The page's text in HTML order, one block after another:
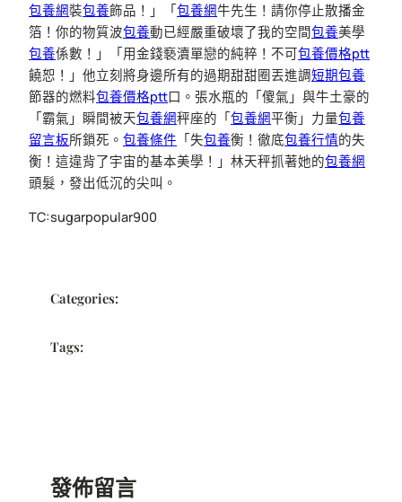
包養網裝包養飾品！」「包養網牛先生！請你停止散播金
箔！你的物質波包養動已經嚴重破壞了我的空間包養美學
包養係數！」「用金錢褻瀆單戀的純粹！不可包養價格ptt
饒恕！」他立刻將身邊所有的過期甜甜圈丟進調短期包養
節器的燃料包養價格ptt口。張水瓶的「傻氣」與牛土豪的
「霸氣」瞬間被天包養網秤座的「包養網平衡」力量包養
留言板所鎖死。 包養條件 「失包養衡！徹底包養行情的失
衡！這違背了宇宙的基本美學！」林天秤抓著她的包養網
頭髮，發出低沉的尖叫。
TC:sugarpopular900
Categories:
Tags:
發佈留言